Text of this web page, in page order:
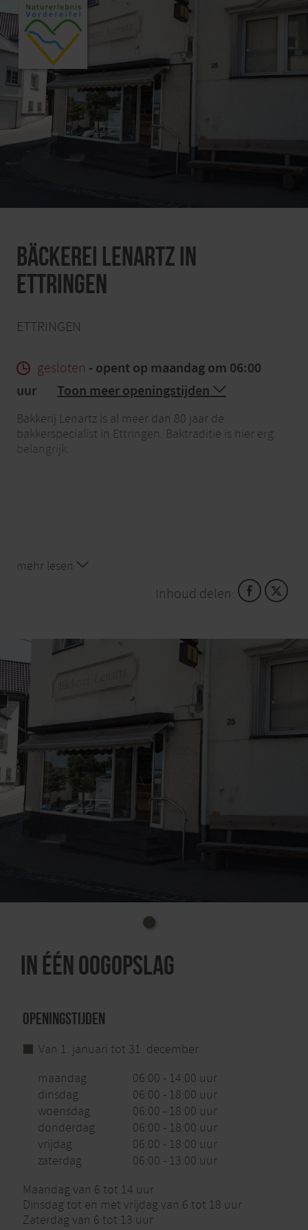
Bäckerei Lenartz in
Ettringen
ETTRINGEN
gesloten - opent op maandag om 06:00
uur
Toon meer openingstijden
Bakkerij Lenartz is al meer dan 80 jaar de
bakkerspecialist in Ettringen. Baktraditie is hier erg
belangrijk.
mehr lesen
Inhoud delen:
In één oogopslag
Openingstijden
Van 1. januari tot 31. december
maandag
06:00 - 14:00 uur
dinsdag
06:00 - 18:00 uur
woensdag
06:00 - 18:00 uur
donderdag
06:00 - 18:00 uur
vrijdag
06:00 - 18:00 uur
zaterdag
06:00 - 13:00 uur
Maandag van 6 tot 14 uur
Dinsdag tot en met vrijdag van 6 tot 18 uur
Zaterdag van 6 tot 13 uur